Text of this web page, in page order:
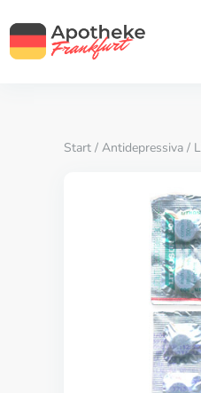
Start / Antidepressiva /